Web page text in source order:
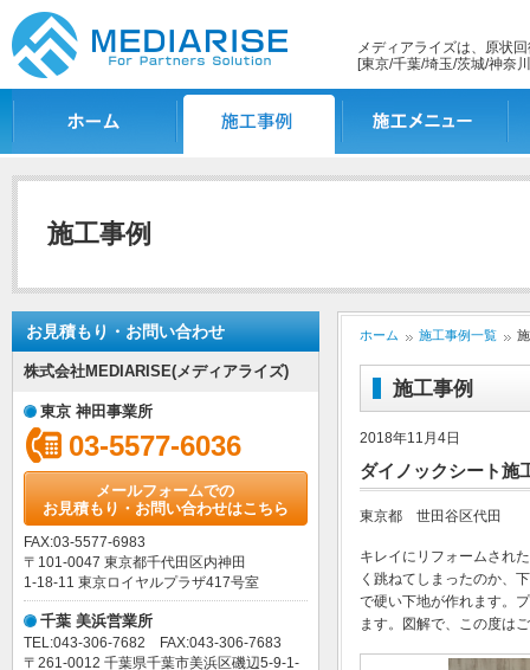
メディアライズは、原状
[東京/千葉/埼玉/茨城/神奈
施工事例
お見積もり・お問い合わせ
株式会社MEDIARISE(メディアライズ)
東京 神田事業所
03-5577-6036
メールフォームでの
お見積もり・お問い合わせはこちら
FAX:03-5577-6983
〒101-0047 東京都千代田区内神田
1-18-11 東京ロイヤルプラザ417号室
千葉 美浜営業所
TEL:043-306-7682 FAX:043-306-7683
〒261-0012 千葉県千葉市美浜区磯辺5-9-1-
ホーム 施工事例一覧
施工事例
2018年11月4日
ダイノックシート施
東京都 世田谷区代田
キレイにリフォームされ
く跳ねてしまったのか、
で硬い下地が作れます。
ます。図解で、この度は